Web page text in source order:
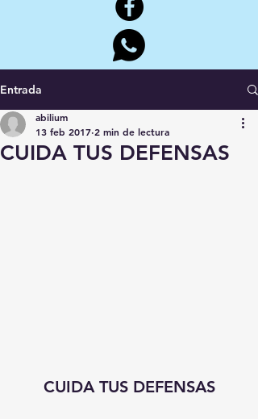
Entrada
CUIDA TUS DEFENSAS
abilium
13 feb 2017 2 min de lectura
CUIDA TUS DEFENSAS